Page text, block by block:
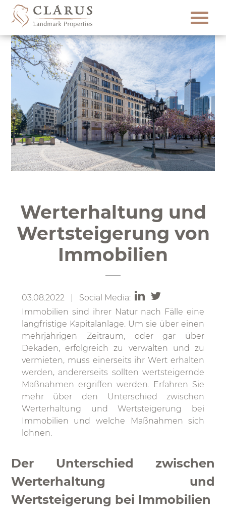
Skip
content
Werterhaltung und
Wertsteigerung von
Immobilien
03.08.2022 | Social Media:
Immobilien sind ihrer Natur nach Fälle eine
langfristige Kapitalanlage. Um sie über einen
mehrjährigen Zeitraum, oder gar über
Dekaden, erfolgreich zu verwalten und zu
vermieten, muss einerseits ihr Wert erhalten
werden, andererseits sollten wertsteigernde
Maßnahmen ergriffen werden. Erfahren Sie
mehr über den Unterschied zwischen
Werterhaltung und Wertsteigerung bei
Immobilien und welche Maßnahmen sich
lohnen.
Der Unterschied zwischen
Werterhaltung und
Wertsteigerung bei Immobilien